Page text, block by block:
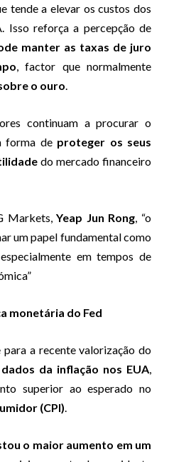
tende a elevar os custos dos
Isso reforça a percepção de
manter as taxas de juro
, factor que normalmente
o ouro.
continuam a procurar o
forma de proteger os seus
do mercado financeiro
Markets,Yeap Jun Rong, “o
um papel fundamental como
em tempos de
monetária do Fed
a recente valorização do
dados da inflação nos EUA,
superior ao esperado no
(CPI).
o maior aumento em um